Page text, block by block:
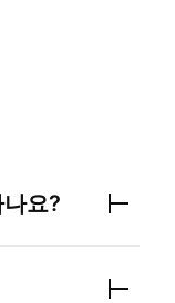
요?